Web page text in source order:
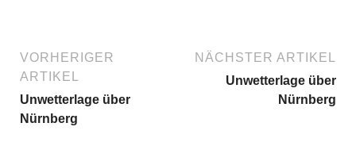
VORHERIGER
ARTIKEL
Unwetterlage über
Nürnberg
NÄCHSTER ARTIKEL
Unwetterlage über
Nürnberg